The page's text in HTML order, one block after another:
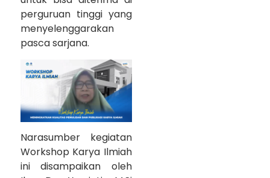
perguruan tinggi yang
menyelenggarakan
pasca sarjana.
Narasumber kegiatan
Workshop Karya Ilmiah
ini disampaikan oleh